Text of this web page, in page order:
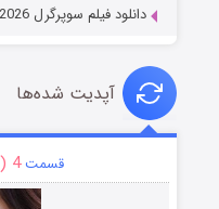
دانلود فیلم سوپرگرل Supergirl 2026
آپدیت شده‌ها
قسمت4 (زیرنویس)